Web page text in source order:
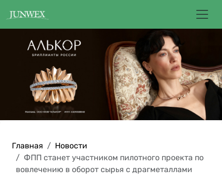
Главная
Новости
ФПП станет участником пилотного проекта по
вовлечению в оборот сырья с драгметаллами